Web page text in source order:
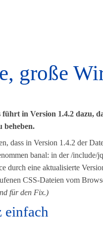
große
in Version 1.4.2 dazu,
beheben.
dass in Version 1.4.2 der
banal: in der /include/
durch eine aktualisierte
CSS-Dateien vom
für den Fix.)
einfach